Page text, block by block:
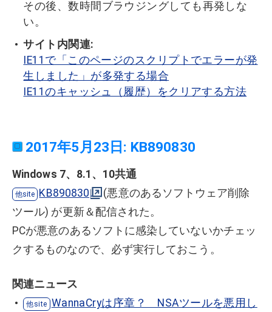
その後、数時間ブラウジングしても再発しな
い。
サイト内関連:
IE11で「このページのスクリプトでエラーが発
生しました」が多発する場合
IE11のキャッシュ（履歴）をクリアする方法
2017年5月23日: KB890830
Windows 7、8.1、10共通
KB890830
(悪意のあるソフトウェア削除
ツール) が更新＆配信された。
PCが悪意のあるソフトに感染していないかチェッ
クするものなので、必ず実行しておこう。
関連ニュース
WannaCryは序章？ NSAツールを悪用し